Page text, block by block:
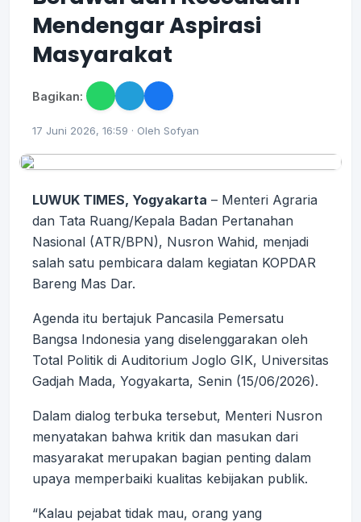
Mendengar Aspirasi
Masyarakat
Bagikan:
17 Juni 2026, 16:59 · Oleh Sofyan
LUWUK TIMES, Yogyakarta – Menteri Agraria
dan Tata Ruang/Kepala Badan Pertanahan
Nasional (ATR/BPN), Nusron Wahid, menjadi
salah satu pembicara dalam kegiatan KOPDAR
Bareng Mas Dar.
Agenda itu bertajuk Pancasila Pemersatu
Bangsa Indonesia yang diselenggarakan oleh
Total Politik di Auditorium Joglo GIK, Universitas
Gadjah Mada, Yogyakarta, Senin (15/06/2026).
Dalam dialog terbuka tersebut, Menteri Nusron
menyatakan bahwa kritik dan masukan dari
masyarakat merupakan bagian penting dalam
upaya memperbaiki kualitas kebijakan publik.
“Kalau pejabat tidak mau, orang yang